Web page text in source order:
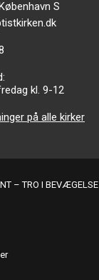
S
kl. 9-12
på alle kirker
– TRO I BEVÆGELSE